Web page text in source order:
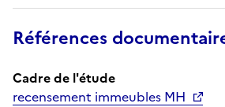
Références
Cadre de l'étude
recensement immeubles MH